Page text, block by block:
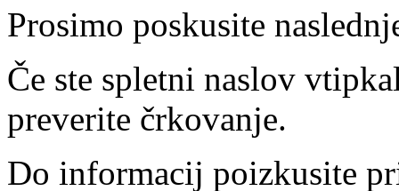
Prosimo poskusite
Če ste spletni naslov
preverite črkovanje.
Do informacij poizkusite